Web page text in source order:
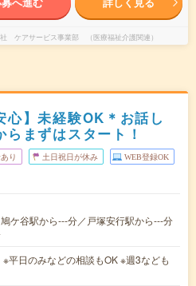
ケアサービス事業部 （医療福祉介護関連）
心】未経験OK＊お話し
まずはスタート！
り 土日祝日が休み WEB登録OK
ケ谷駅から---分／戸塚安行駅から---分
平日のみなどの相談もOK ※週3なども